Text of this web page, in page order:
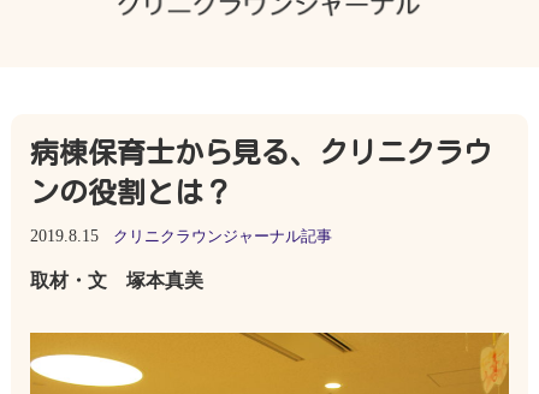
病棟保育士から見る、クリニクラウ
ンの役割とは？
2019.8.15 クリニクラウンジャーナル記事
取材・文 塚本真美